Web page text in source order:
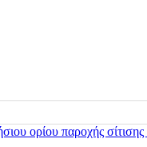
ορίου παροχής